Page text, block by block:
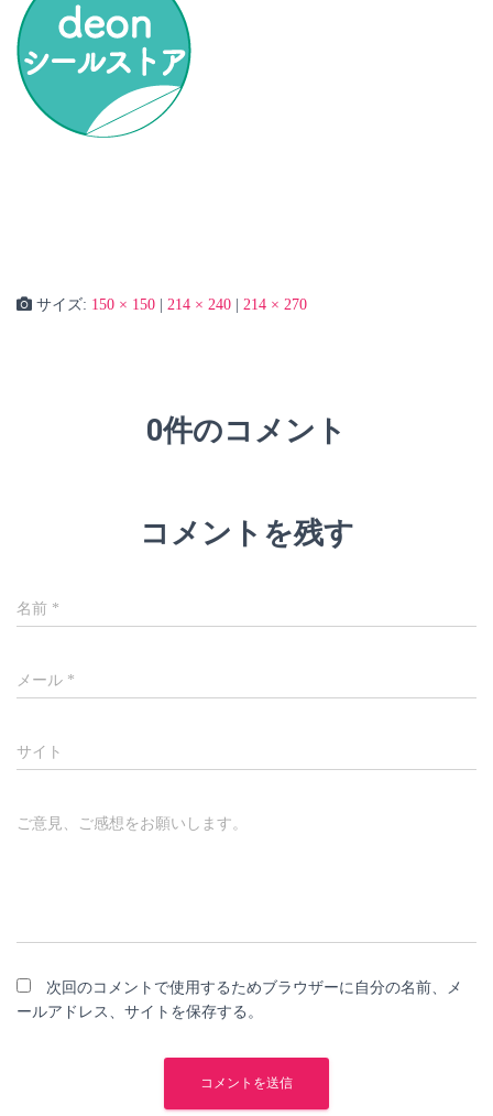
サイズ: 150 × 150 | 214 × 240 | 214 × 270
0件のコメント
コメントを残す
名前 *
メール *
サイト
ご意見、ご感想をお願いします。
次回のコメントで使用するためブラウザーに自分の名前、メ
ールアドレス、サイトを保存する。